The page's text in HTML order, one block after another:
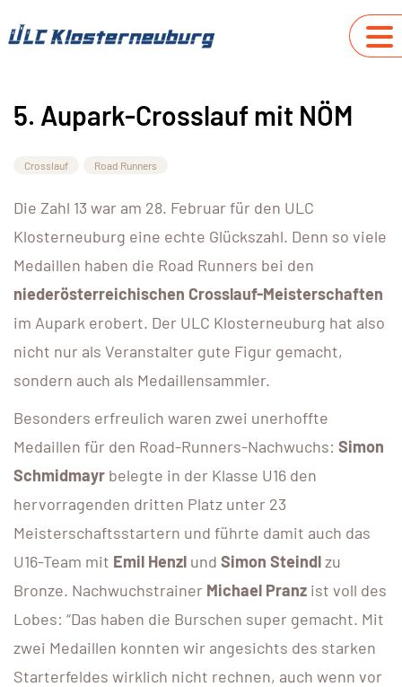
5. Aupark-Crosslauf mit NÖM
Crosslauf Road Runners
Die Zahl 13 war am 28. Februar für den ULC
Klosterneuburg eine echte Glückszahl. Denn so viele
Medaillen haben die Road Runners bei den
niederösterreichischen Crosslauf-Meisterschaften
im Aupark erobert. Der ULC Klosterneuburg hat also
nicht nur als Veranstalter gute Figur gemacht,
sondern auch als Medaillensammler.
Besonders erfreulich waren zwei unerhoffte
Medaillen für den Road-Runners-Nachwuchs: Simon
Schmidmayr belegte in der Klasse U16 den
hervorragenden dritten Platz unter 23
Meisterschaftsstartern und führte damit auch das
U16-Team mit Emil Henzl und Simon Steindlzu
Bronze. Nachwuchstrainer Michael Pranz ist voll des
Lobes: “Das haben die Burschen super gemacht. Mit
zwei Medaillen konnten wir angesichts des starken
Starterfeldes wirklich nicht rechnen, auch wenn vor